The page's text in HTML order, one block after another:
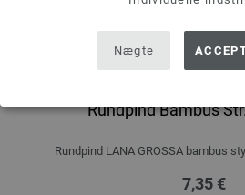
Nægte
Rundpind Bambus
Rundpind LANA GROSSA bambus
7,35 €